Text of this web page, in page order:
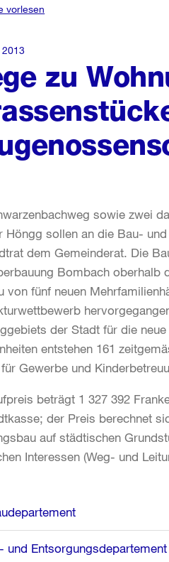
zu
vorlesen
sowie zwei
Höngg sollen an die Bau-
dem Gemeinderat. Die
Bombach oberhalb
von fünf neuen
der Stadt für die
entstehen 161
Gewerbe und
beträgt 1 327 392
der Preis berechnet
auf städtischen
Interessen (Weg- und
und Entsorgungsdepartement